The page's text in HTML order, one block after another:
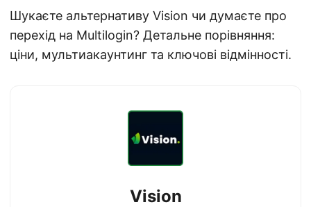
Шукаєте альтернативу Vision чи думаєте про
перехід на Multilogin? Детальне порівняння:
ціни, мультиакаунтинг та ключові відмінності.
Vision